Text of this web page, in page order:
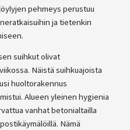
pehmeys perustuu
ja tietenkin
suihkut olivat
Näistä suihkuajoista
huoltorakennus
Alueen yleinen hygienia
vanhat betonialtailla
Nämä